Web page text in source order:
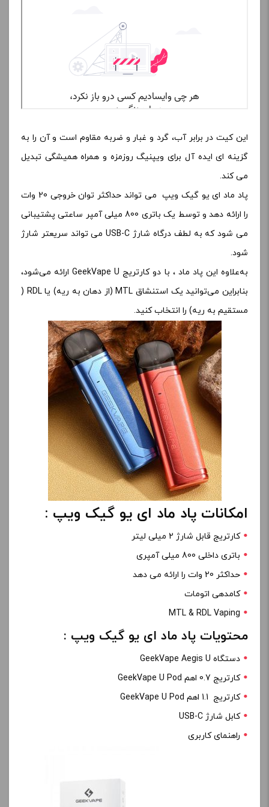
این کیت در برابر آب، گرد و غبار و ضربه مقاوم است و آن را به
گزینه ای ایده آل برای ویپنیگ روزمزه و همراه همیشگی تبدیل
می کند.
پاد ماد ای یو گیک ویپ می تواند حداکثر توان خروجی 20 وات
را ارائه دهد و توسط یک باتری 800 میلی آمپر ساعتی پشتیبانی
می شود که به لطف درگاه شارژ USB-C می تواند سریعتر شارژ
شود.
به‌علاوه این پاد ماد ، با دو کارتریج GeekVape U ارائه می‌شود،
بنابراین می‌توانید یک استنشاق MTL (از دهان به ریه) یا RDL (
مستقیم به ریه) را انتخاب کنید.
امکانات پاد ماد ای یو گیک ویپ :
کارتریج قابل شارژ 2 میلی لیتر
باتری داخلی 800 میلی آمپری
حداکثر 20 وات را ارائه می دهد
کامدهی اتومات
MTL & RDL Vaping
محتویات پاد ماد ای یو گیک ویپ :
دستگاه GeekVape Aegis U
کارتریج 0.7 اهم GeekVape U Pod
کارتریج 1.1 اهم GeekVape U Pod
کابل شارژ USB-C
راهنمای کاربری